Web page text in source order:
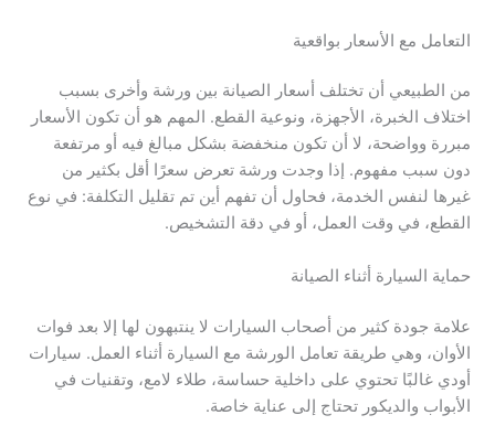
التعامل مع الأسعار بواقعية
من الطبيعي أن تختلف أسعار الصيانة بين ورشة وأخرى بسبب
اختلاف الخبرة، الأجهزة، ونوعية القطع. المهم هو أن تكون الأسعار
مبررة وواضحة، لا أن تكون منخفضة بشكل مبالغ فيه أو مرتفعة
دون سبب مفهوم. إذا وجدت ورشة تعرض سعرًا أقل بكثير من
غيرها لنفس الخدمة، فحاول أن تفهم أين تم تقليل التكلفة: في نوع
القطع، في وقت العمل، أو في دقة التشخيص.
حماية السيارة أثناء الصيانة
علامة جودة كثير من أصحاب السيارات لا ينتبهون لها إلا بعد فوات
الأوان، وهي طريقة تعامل الورشة مع السيارة أثناء العمل. سيارات
أودي غالبًا تحتوي على داخلية حساسة، طلاء لامع، وتقنيات في
الأبواب والديكور تحتاج إلى عناية خاصة.